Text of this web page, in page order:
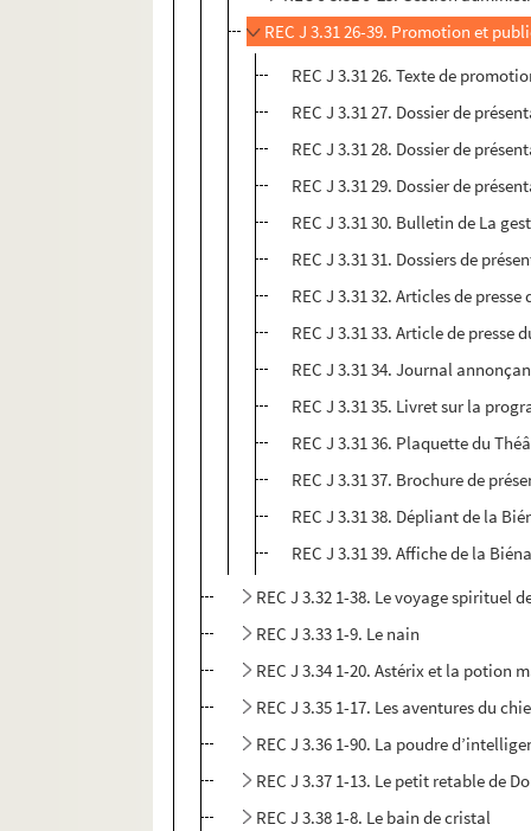
REC J 3.31 26-39. Promotion et
REC J 3.31 26. Texte de
REC J 3.31 27. Dossier de
REC J 3.31 28. Dossier de
REC J 3.31 29. Dossier de
REC J 3.31 30. Bulletin de La
REC J 3.31 31. Dossiers de
REC J 3.31 32. Articles de
REC J 3.31 33. Article de
REC J 3.31 34. Journal
REC J 3.31 35. Livret sur la
REC J 3.31 36. Plaquette du
REC J 3.31 37. Brochure de
REC J 3.31 38. Dépliant de la
REC J 3.31 39. Affiche de la
REC J 3.32 1-38. Le voyage spirituel
REC J 3.33 1-9. Le nain
REC J 3.34 1-20. Astérix et la potion
REC J 3.35 1-17. Les aventures du
REC J 3.36 1-90. La poudre
REC J 3.37 1-13. Le petit retable de
REC J 3.38 1-8. Le bain de cristal